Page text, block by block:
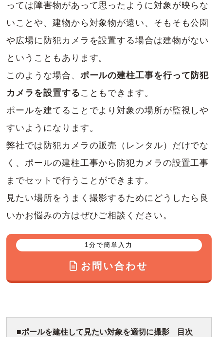
っては障害物があって思ったように対象が映らな
いことや、建物から対象物が遠い、そもそも公園
や広場に防犯カメラを設置する場合は建物がない
ということもあります。
このような場合、 ポールの建柱工事を行って防犯
カメラを設置する こともできます。
ポールを建てることでより対象の場所が監視しや
すいようになります。
弊社では防犯カメラの販売（レンタル）だけでな
く、ポールの建柱工事から防犯カメラの設置工事
までセットで行うことができます。
見たい場所をうまく撮影するためにどうしたら良
いかお悩みの方はぜひご相談ください。
1分で簡単入力
お問い合わせ
ポールを建柱して見たい対象を適切に撮影 目次